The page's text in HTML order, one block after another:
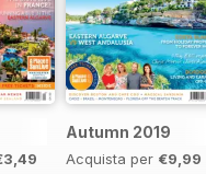
Autumn 2019
Acquista per €9,99